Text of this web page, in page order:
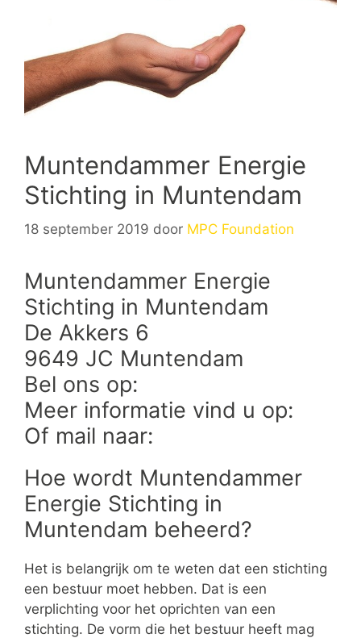
Muntendammer Energie
Stichting in Muntendam
18 september 2019 door MPC Foundation
Muntendammer Energie
Stichting in Muntendam
De Akkers 6
9649 JC Muntendam
Bel ons op:
Meer informatie vind u op:
Of mail naar:
Hoe wordt Muntendammer
Energie Stichting in
Muntendam beheerd?
Het is belangrijk om te weten dat een stichting
een bestuur moet hebben. Dat is een
verplichting voor het oprichten van een
stichting. De vorm die het bestuur heeft mag